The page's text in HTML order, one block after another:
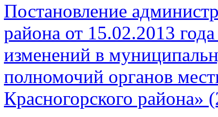
Постановление
района от 15.02.2013
изменений в
полномочий органов
Красногорского района»